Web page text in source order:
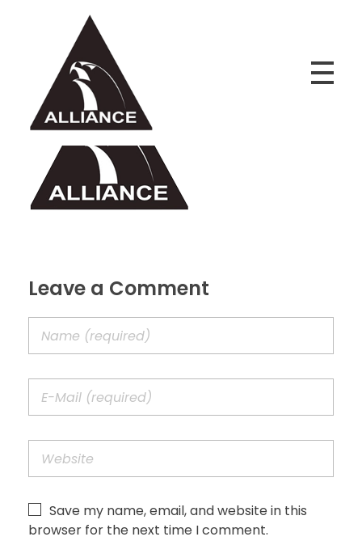
Alliance Jiu Jitsu Fortaleza
Equipe Alliance Jiu Jitsu Fortaleza
Leave a Comment
Save my name, email, and website in this
browser for the next time I comment.